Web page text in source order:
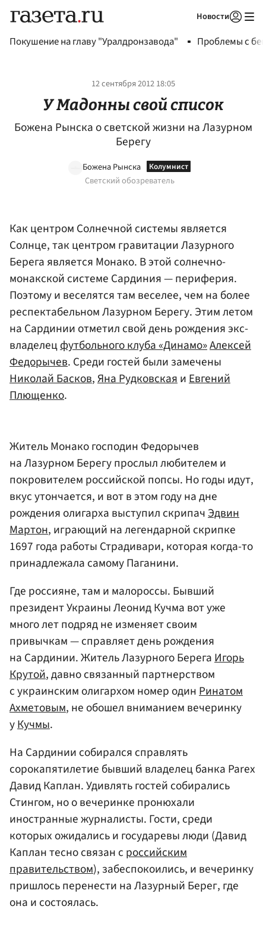
Новости
Покушение на главу "Уралдронзавода" Проблемы с
12 сентября 2012 18:05
У Мадонны свой список
Божена Рынска о светской жизни на Лазурном
Берегу
Божена Рынска
Светский обозреватель
Как центром Солнечной системы является
Солнце, так центром гравитации Лазурного
Берега является Монако. В этой солнечно-
монакской системе Сардиния — периферия.
Поэтому и веселятся там веселее, чем на более
респектабельном Лазурном Берегу. Этим летом
на Сардинии отметил свой день рождения экс-
владелецфутбольного клуба «Динамо»Алексей
Федорычев. Среди гостей были замечены
Николай Басков,Яна РудковскаяиЕвгений
Плющенко.
Житель Монако господин Федорычев
на Лазурном Берегу прослыл любителем и
покровителем российской попсы. Но годы идут,
вкус утончается, и вот в этом году на дне
рождения олигарха выступил скрипачЭдвин
Мартон, играющий на легендарной скрипке
1697 года работы Страдивари, которая когда-то
принадлежала самому Паганини.
Где россияне, там и малороссы. Бывший
президент Украины Леонид Кучма вот уже
много лет подряд не изменяет своим
привычкам — справляет день рождения
на Сардинии. Житель Лазурного БерегаИгорь
Крутой, давно связанный партнерством
с украинским олигархом номер одинРинатом
Ахметовым, не обошел вниманием вечеринку
уКучмы.
На Сардинии собирался справлять
сорокапятилетие бывший владелец банка Parex
Давид Каплан. Удивлять гостей собирались
Стингом, но о вечеринке пронюхали
иностранные журналисты. Гости, среди
которых ожидались и государевы люди (Давид
Каплан тесно связан с российским
правительством), забеспокоились, и вечеринку
пришлось перенести на Лазурный Берег, где
она и состоялась.